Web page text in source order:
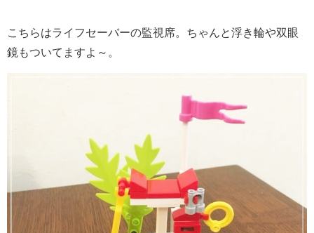
こちらはライフセーバーの監視席。ちゃんと浮き輪や双眼
鏡もついてますよ～。